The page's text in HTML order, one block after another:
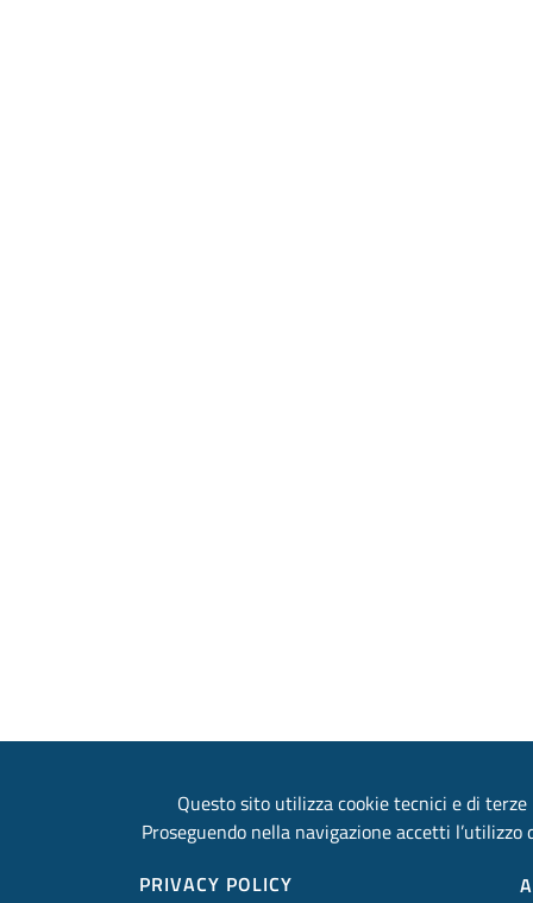
Questo sito utilizza cookie tecnici e di
Proseguendo nella navigazione accetti l’utilizzo
PRIVACY POLICY